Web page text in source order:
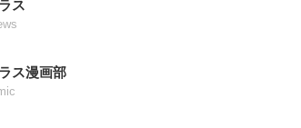
ス
ス漫画部